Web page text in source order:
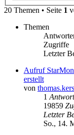
20 Themen • Seite 1
Themen
Zugriffe
Letzter
Aufruf
erstellt
von
1
19859
Letzter
So., 14.